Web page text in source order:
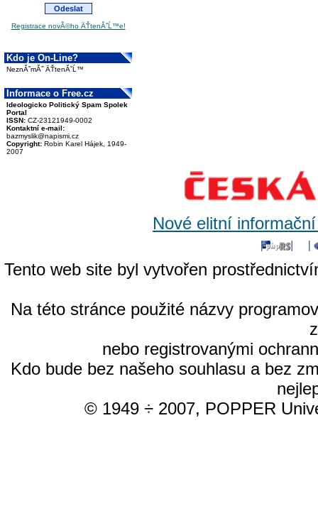
Registrace novĂ©ho ÄŤtenĂˇĹ™e!
Kdo je On-Line?
NeznĂˇmĂ˝ ÄŤtenĂˇĹ™
Informace o Free.cz
Ideologicko Politický Spam Spolek
Portal
ISSN: CZ-23121949-0002
Kontaktní e-mail:
bazmyslik@napismi.cz
Copyright: Robin Karel Hájek, 1949-
2007
Nové elitní
Tento web site byl vytvořen
Na této stránce použité názvy
nebo registrovanými
Kdo bude bez našeho souhlasu a bez
© 1949 ÷ 2007, POPPER